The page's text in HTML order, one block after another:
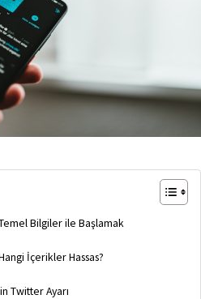
Bilgiler ile Başlamak
İçerikler Hassas?
Twitter Ayarı